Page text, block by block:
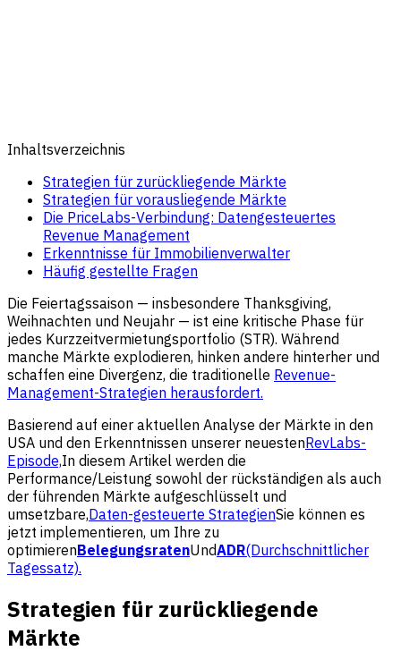
Inhaltsverzeichnis
Strategien für zurückliegende Märkte
Strategien für vorausliegende Märkte
Die PriceLabs-Verbindung: Datengesteuertes
Revenue Management
Erkenntnisse für Immobilienverwalter
Häufig gestellte Fragen
Die Feiertagssaison — insbesondere Thanksgiving,
Weihnachten und Neujahr — ist eine kritische Phase für
jedes Kurzzeitvermietungsportfolio (STR). Während
manche Märkte explodieren, hinken andere hinterher und
schaffen eine Divergenz, die traditionelle Revenue-
Management-Strategien herausfordert.
Basierend auf einer aktuellen Analyse der Märkte in den
USA und den Erkenntnissen unserer neuestenRevLabs-
Episode,In diesem Artikel werden die
Performance/Leistung sowohl der rückständigen als auch
der führenden Märkte aufgeschlüsselt und
umsetzbare,Daten-gesteuerte StrategienSie können es
jetzt implementieren, um Ihre zu
optimierenBelegungsratenUndADR(Durchschnittlicher
Tagessatz).
Strategien für zurückliegende
Märkte